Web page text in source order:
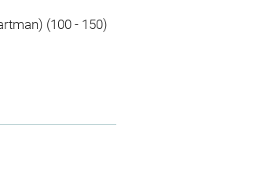
(100 - 150)